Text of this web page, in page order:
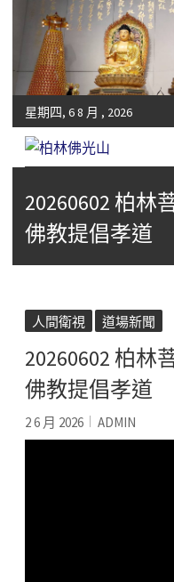
星期四, 6 8 月 , 2026
Fo-Guang-Shan-Tempel,
20260602 柏林
佛教提倡孝道
人間衛視 道場新聞
20260602 柏林
佛教提倡孝道
2 6 月 2026 ADMIN